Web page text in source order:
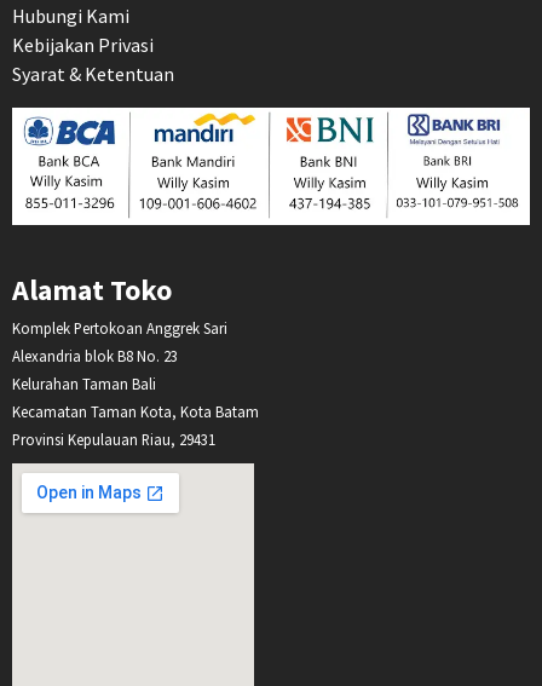
Hubungi Kami
Kebijakan Privasi
Syarat & Ketentuan
Alamat Toko
Komplek Pertokoan Anggrek Sari
Alexandria blok B8 No. 23
Kelurahan Taman Bali
Kecamatan Taman Kota, Kota Batam
Provinsi Kepulauan Riau, 29431